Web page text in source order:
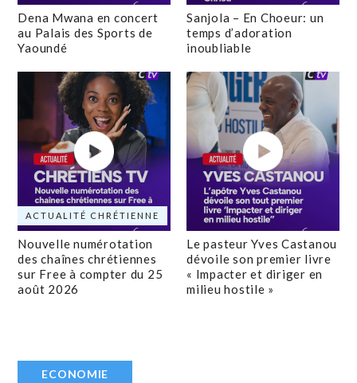
Dena Mwana en concert
au Palais des Sports de
Yaoundé
Sanjola – En Choeur: un
temps d’adoration
inoubliable
ACTUALITÉ CHRÉTIENNE
Nouvelle numérotation
des chaînes chrétiennes
sur Free à compter du 25
août 2026
Le pasteur Yves Castanou
dévoile son premier livre
« Impacter et diriger en
milieu hostile »
ECONOMIE